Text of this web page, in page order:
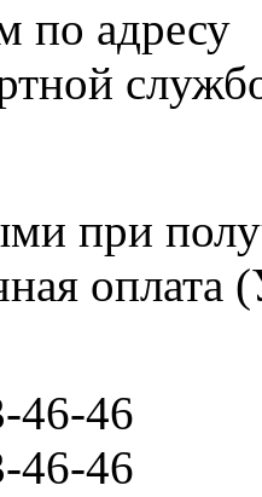
по адресу
при
46-46
46-46